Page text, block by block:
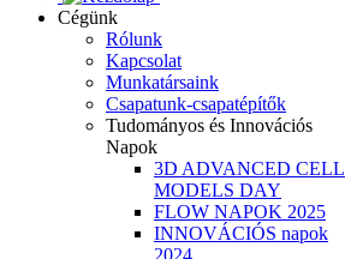
Cégünk
Rólunk
Kapcsolat
Munkatársaink
Csapatunk-csapatépítők
Tudományos és Innovációs
Napok
3D ADVANCED CELL
MODELS DAY
FLOW NAPOK 2025
INNOVÁCIÓS napok
2024